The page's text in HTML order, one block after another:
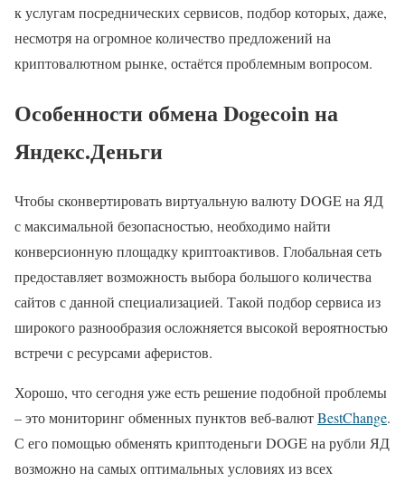
к услугам посреднических сервисов, подбор которых, даже,
несмотря на огромное количество предложений на
криптовалютном рынке, остаётся проблемным вопросом.
Особенности обмена Dogecoin на
Яндекс.Деньги
Чтобы сконвертировать виртуальную валюту DOGE на ЯД
с максимальной безопасностью, необходимо найти
конверсионную площадку криптоактивов. Глобальная сеть
предоставляет возможность выбора большого количества
сайтов с данной специализацией. Такой подбор сервиса из
широкого разнообразия осложняется высокой вероятностью
встречи с ресурсами аферистов.
Хорошо, что сегодня уже есть решение подобной проблемы
– это мониторинг обменных пунктов веб-валютBestChange.
С его помощью обменять криптоденьги DOGE на рубли ЯД
возможно на самых оптимальных условиях из всех